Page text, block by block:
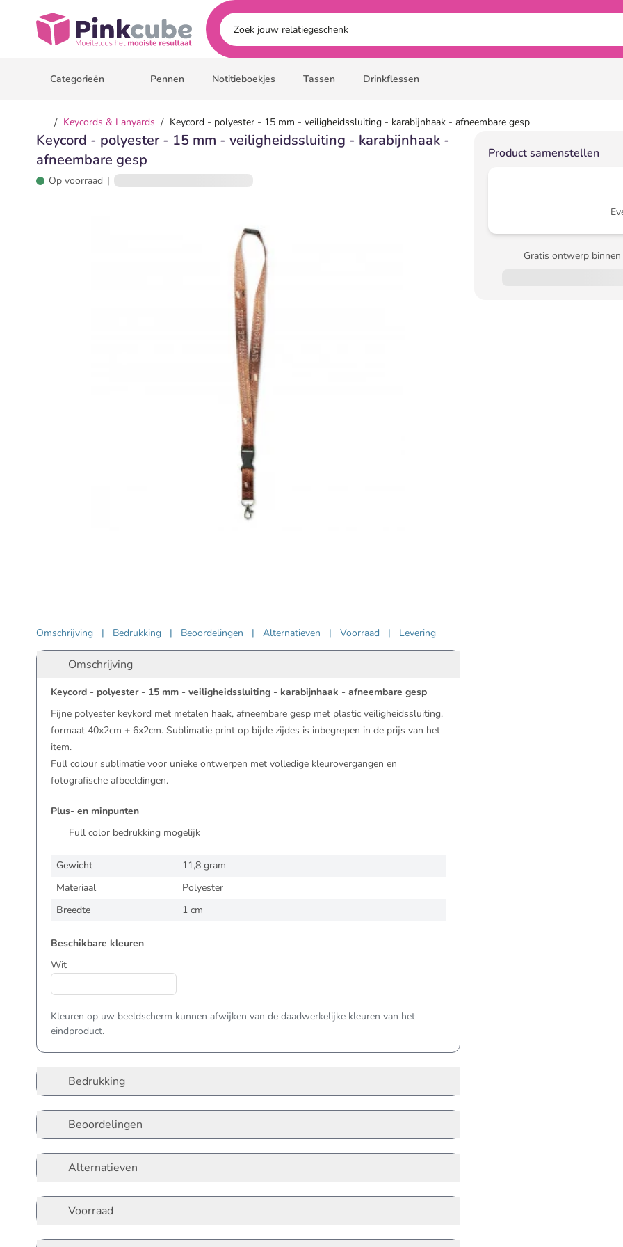
Pinkcube
Categorieën Pennen Notitieboekjes Tassen Drinkflessen
/ Keycords & Lanyards / Keycord - polyester - 15 mm - veiligheidssluiting - karabijnhaak - afneembare gesp
Keycord - polyester - 15 mm - veiligheidssluiting - karabijnhaak -
afneembare gesp
Op voorraad |
Product samenstellen
Gratis ontwerp binnen
Omschrijving | Bedrukking | Beoordelingen | Alternatieven | Voorraad | Levering
Omschrijving
Keycord - polyester - 15 mm - veiligheidssluiting - karabijnhaak - afneembare gesp
Fijne polyester keykord met metalen haak, afneembare gesp met plastic veiligheidssluiting.
formaat 40x2cm + 6x2cm. Sublimatie print op bijde zijdes is inbegrepen in de prijs van het
item.
Full colour sublimatie voor unieke ontwerpen met volledige kleurovergangen en
fotografische afbeeldingen.
Plus- en minpunten
Full color bedrukking mogelijk
Gewicht
11,8 gram
Materiaal
Polyester
Breedte
1 cm
Beschikbare kleuren
Wit
Kleuren op uw beeldscherm kunnen afwijken van de daadwerkelijke kleuren van het
eindproduct.
Bedrukking
Beoordelingen
Alternatieven
Voorraad